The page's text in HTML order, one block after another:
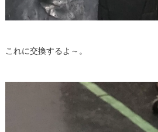
これに交換するよ～。